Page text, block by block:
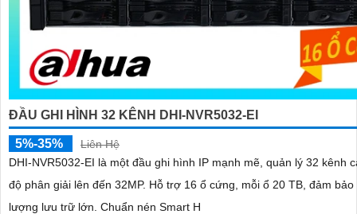
ĐẦU GHI HÌNH 32 KÊNH DHI-NVR5032-EI
5%-35%
Liên Hệ
DHI-NVR5032-EI là một đầu ghi hình IP mạnh mẽ, quản lý 32 kênh
độ phân giải lên đến 32MP. Hỗ trợ 16 ổ cứng, mỗi ổ 20 TB, đảm bảo dung
lượng lưu trữ lớn. Chuẩn nén Smart H